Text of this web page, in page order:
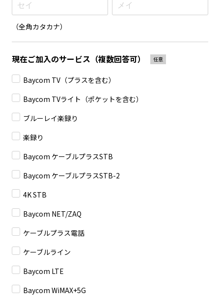
（全角カタカナ）
現在ご加入のサービス （複数回答可） 任意
Baycom TV（プラスを含む）
Baycom TVライト（ポケットを含む）
ブルーレイ楽録り
楽録り
Baycom ケーブルプラスSTB
Baycom ケーブルプラスSTB-2
4K STB
Baycom NET/ZAQ
ケーブルプラス電話
ケーブルライン
Baycom LTE
Baycom WiMAX+5G